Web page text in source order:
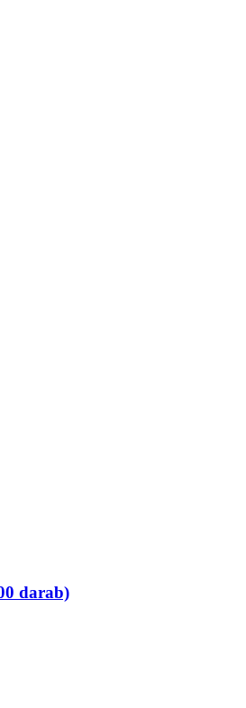
darab)